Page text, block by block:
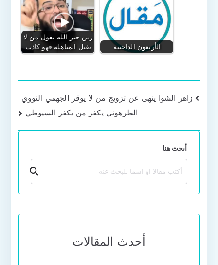
زين خير الله يقول من لا
يقبل المباهلة فهو كاذب
الأربعون الداجنية
تصفّح
زاهر الشوا ينهى عن تزويج من لا يوقر الجهمي النووي
الطرهوني يكفر من يكفر السيوطي
أبحث هنا
بحث
أحدث المقالات